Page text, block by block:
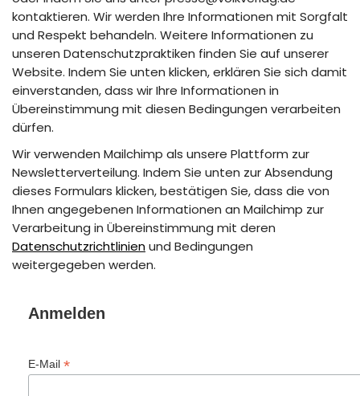
kontaktieren. Wir werden Ihre Informationen mit Sorgfalt
und Respekt behandeln. Weitere Informationen zu
unseren Datenschutzpraktiken finden Sie auf unserer
Website. Indem Sie unten klicken, erklären Sie sich damit
einverstanden, dass wir Ihre Informationen in
Übereinstimmung mit diesen Bedingungen verarbeiten
dürfen.
Wir verwenden Mailchimp als unsere Plattform zur
Newsletterverteilung. Indem Sie unten zur Absendung
dieses Formulars klicken, bestätigen Sie, dass die von
Ihnen angegebenen Informationen an Mailchimp zur
Verarbeitung in Übereinstimmung mit deren
Datenschutzrichtlinienund Bedingungen
weitergegeben werden.
Anmelden
E-Mail *